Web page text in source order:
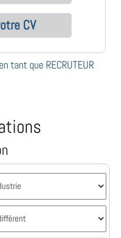
CV
tant que RECRUTEUR